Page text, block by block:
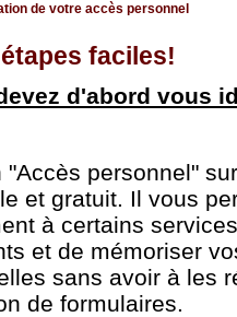
de votre accès personnel
faciles!
d'abord vous
"Accès personnel"
et gratuit. Il vous
à certains
et de mémoriser
sans avoir à les
de formulaires.